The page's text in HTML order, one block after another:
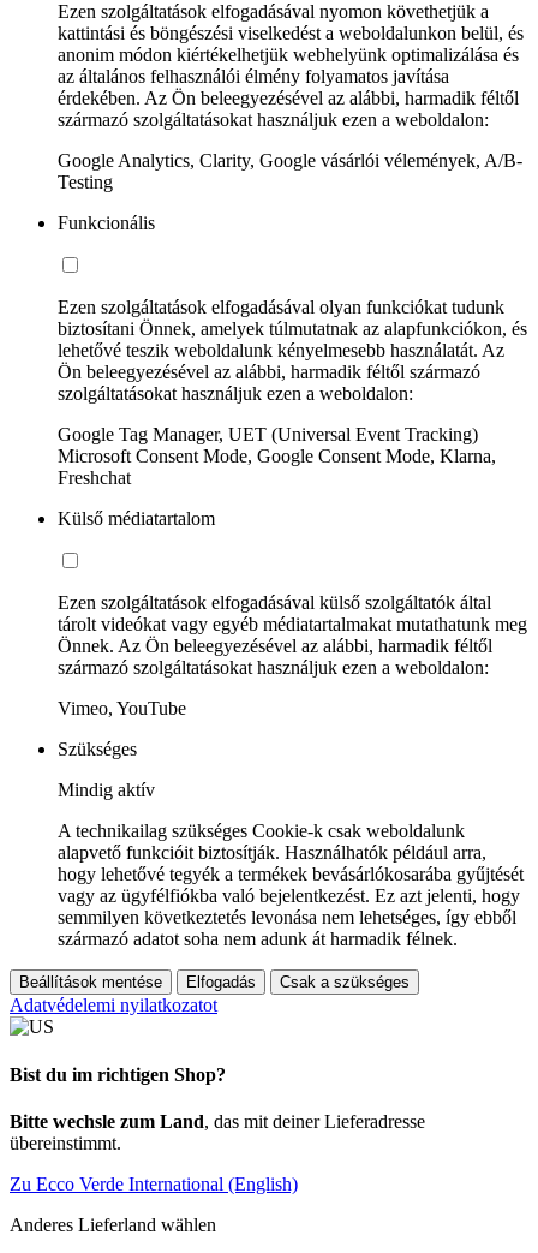
Ezen szolgáltatások elfogadásával nyomon követhetjük a
kattintási és böngészési viselkedést a weboldalunkon belül, és
anonim módon kiértékelhetjük webhelyünk optimalizálása és
az általános felhasználói élmény folyamatos javítása
érdekében. Az Ön beleegyezésével az alábbi, harmadik féltől
származó szolgáltatásokat használjuk ezen a weboldalon:
Google Analytics, Clarity, Google vásárlói vélemények, A/B-
Testing
Funkcionális
Ezen szolgáltatások elfogadásával olyan funkciókat tudunk
biztosítani Önnek, amelyek túlmutatnak az alapfunkciókon, és
lehetővé teszik weboldalunk kényelmesebb használatát. Az
Ön beleegyezésével az alábbi, harmadik féltől származó
szolgáltatásokat használjuk ezen a weboldalon:
Google Tag Manager, UET (Universal Event Tracking)
Microsoft Consent Mode, Google Consent Mode, Klarna,
Freshchat
Külső médiatartalom
Ezen szolgáltatások elfogadásával külső szolgáltatók által
tárolt videókat vagy egyéb médiatartalmakat mutathatunk meg
Önnek. Az Ön beleegyezésével az alábbi, harmadik féltől
származó szolgáltatásokat használjuk ezen a weboldalon:
Vimeo, YouTube
Szükséges
Mindig aktív
A technikailag szükséges Cookie-k csak weboldalunk
alapvető funkcióit biztosítják. Használhatók például arra,
hogy lehetővé tegyék a termékek bevásárlókosarába gyűjtését
vagy az ügyfélfiókba való bejelentkezést. Ez azt jelenti, hogy
semmilyen következtetés levonása nem lehetséges, így ebből
származó adatot soha nem adunk át harmadik félnek.
Beállítások mentése Elfogadás Csak a szükséges
Adatvédelemi nyilatkozatot
Bist du im richtigen Shop?
Bitte wechsle zum Land, das mit deiner Lieferadresse
übereinstimmt.
Zu Ecco Verde International (English)
Anderes Lieferland wählen